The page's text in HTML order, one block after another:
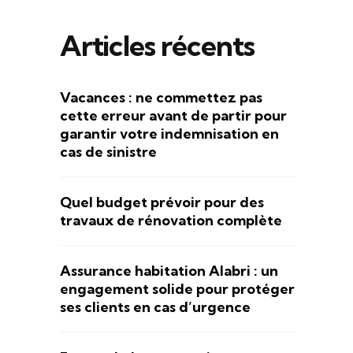
Articles récents
Vacances : ne commettez pas
cette erreur avant de partir pour
garantir votre indemnisation en
cas de sinistre
Quel budget prévoir pour des
travaux de rénovation complète
Assurance habitation Alabri : un
engagement solide pour protéger
ses clients en cas d’urgence